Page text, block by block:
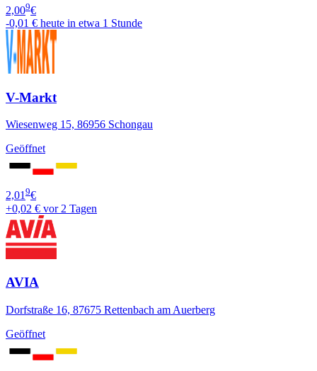
2,009€
-0,01 € heute in etwa 1 Stunde
V-Markt
Wiesenweg 15, 86956 Schongau
Geöffnet
2,019€
+0,02 € vor 2 Tagen
AVIA
Dorfstraße 16, 87675 Rettenbach am Auerberg
Geöffnet